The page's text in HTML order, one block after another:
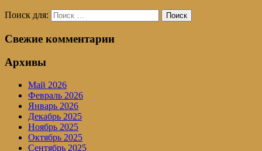
Поиск для: Поиск
Свежие комментарии
Архивы
Май 2026
Февраль 2026
Январь 2026
Декабрь 2025
Ноябрь 2025
Октябрь 2025
Сентябрь 2025